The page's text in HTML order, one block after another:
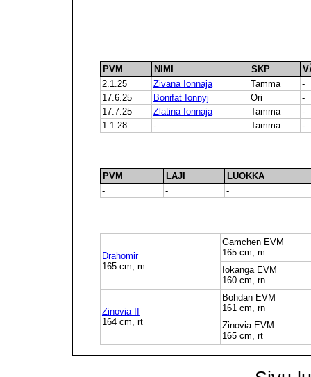
PVM NIMI SKP
2.1.25
Zivana Ionnaja Tamma
-
17.6.25
Bonifat Ionnyj Ori
-
17.7.25
Zlatina Ionnaja Tamma
-
1.1.28
- Tamma -
PVM LAJI
LUOKKA
-
- -
Drahomir
165 cm, m
Gamchen EVM
165 cm, m
Iokanga EVM
160 cm, rn
Zinovia II
164 cm, rt
Bohdan EVM
161 cm, rn
Zinovia EVM
165 cm, rt